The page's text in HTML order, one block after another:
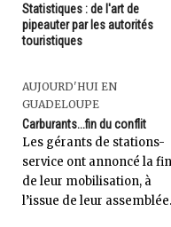
Statistiques : de l'art de
pipeauter par les autorités
touristiques
AUJOURD'HUI EN
GUADELOUPE
Carburants...fin du conflit
Les gérants de stations-
service ont annoncé la fin
de leur mobilisation, à
l’issue de leur